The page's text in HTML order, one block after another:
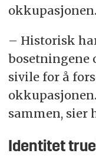
okkupasjonen.
– Historisk
bosetningene
sivile for å
sammen, sier
Identitet